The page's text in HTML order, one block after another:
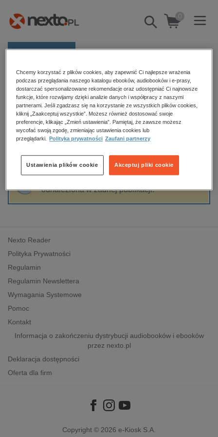
Pokaż/schowaj
wyszukiwarkę
0
E-prasa
Kategorie
Zobacz wszystkie E-prasa
budownictwo, aranżacja wnętrz
biznesowe, branżowe, gospodarka
edukacja
hobby, sport, rozrywka
komputery, internet, technologie, informatyka
polityka, społeczno-informacyjne
psychologiczne
inne
popularno-naukowe
historia
Strona główna Joanna Pawłusiów
Joanna Pawłusiów
Sortowanie Filtrowanie
odnaleziona w żadnej publikacji.
Nexto Reader
Polityka Prywatności
Regulamin
Regulamin Newslettera
Wymagania Systemowe
Pomoc
Kontakt
Informacja o zakończeniu dystrybucji audiobooków i ebooków
przez nexto.pl
Deklaracja dostępności
Oferta dla firm
Copyright © 2026 e-Kiosk S.A.
Chcemy korzystać z plików cookies, aby zapewnić Ci najlepsze wrażenia
podczas przeglądania naszego katalogu ebooków, audiobooków i e-prasy,
dostarczać spersonalizowane rekomendacje oraz udostępniać Ci najnowsze
funkcje, które rozwijamy dzięki analizie danych i współpracy z naszymi
partnerami. Jeśli zgadzasz się na korzystanie ze wszystkich plików cookies,
kliknij „Zaakceptuj wszystkie”. Możesz również dostosować swoje
preferencje, klikając „Zmień ustawienia”. Pamiętaj, że zawsze możesz
wycofać swoją zgodę, zmieniając ustawienia cookies lub
przeglądarki.
Polityka prywatności Zaufani partnerzy
Akceptuj pliki cookie
Ustawienia plików cookie